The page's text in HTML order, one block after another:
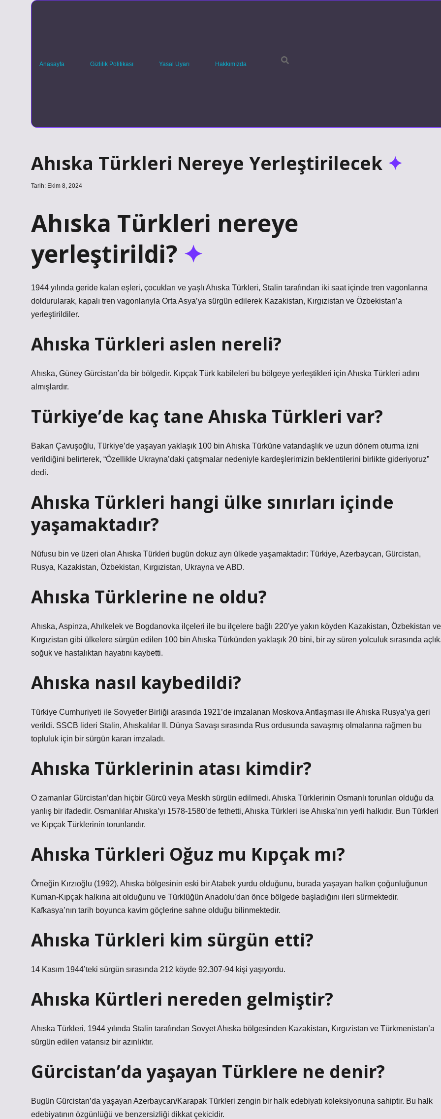
Anasayfa Gizlilik Politikası Yasal Uyarı Hakkımızda
Ahıska Türkleri Nereye Yerleştirilecek
Tarih: Ekim 8, 2024
Ahıska Türkleri nereye
yerleştirildi?
1944 yılında geride kalan eşleri, çocukları ve yaşlı Ahıska Türkleri, Stalin tarafından iki saat içinde tren vagonlarına
doldurularak, kapalı tren vagonlarıyla Orta Asya’ya sürgün edilerek Kazakistan, Kırgızistan ve Özbekistan’a
yerleştirildiler.
Ahıska Türkleri aslen nereli?
Ahıska, Güney Gürcistan’da bir bölgedir. Kıpçak Türk kabileleri bu bölgeye yerleştikleri için Ahıska Türkleri adını
almışlardır.
Türkiye’de kaç tane Ahıska Türkleri var?
Bakan Çavuşoğlu, Türkiye’de yaşayan yaklaşık 100 bin Ahıska Türküne vatandaşlık ve uzun dönem oturma izni
verildiğini belirterek, “Özellikle Ukrayna’daki çatışmalar nedeniyle kardeşlerimizin beklentilerini birlikte gideriyoruz”
dedi.
Ahıska Türkleri hangi ülke sınırları içinde
yaşamaktadır?
Nüfusu bin ve üzeri olan Ahıska Türkleri bugün dokuz ayrı ülkede yaşamaktadır: Türkiye, Azerbaycan, Gürcistan,
Rusya, Kazakistan, Özbekistan, Kırgızistan, Ukrayna ve ABD.
Ahıska Türklerine ne oldu?
Ahıska, Aspinza, Ahılkelek ve Bogdanovka ilçeleri ile bu ilçelere bağlı 220’ye yakın köyden Kazakistan, Özbekistan ve
Kırgızistan gibi ülkelere sürgün edilen 100 bin Ahıska Türkünden yaklaşık 20 bini, bir ay süren yolculuk sırasında
soğuk ve hastalıktan hayatını kaybetti.
Ahıska nasıl kaybedildi?
Türkiye Cumhuriyeti ile Sovyetler Birliği arasında 1921’de imzalanan Moskova Antlaşması ile Ahıska Rusya’ya geri
verildi. SSCB lideri Stalin, Ahıskalılar II. Dünya Savaşı sırasında Rus ordusunda savaşmış olmalarına rağmen bu
topluluk için bir sürgün kararı imzaladı.
Ahıska Türklerinin atası kimdir?
O zamanlar Gürcistan’dan hiçbir Gürcü veya Meskh sürgün edilmedi. Ahıska Türklerinin Osmanlı torunları olduğu da
yanlış bir ifadedir. Osmanlılar Ahıska’yı 1578-1580’de fethetti, Ahıska Türkleri ise Ahıska’nın yerli halkıdır. Bun Türkleri
ve Kıpçak Türklerinin torunlarıdır.
Ahıska Türkleri Oğuz mu Kıpçak mı?
Örneğin Kırzıoğlu (1992), Ahıska bölgesinin eski bir Atabek yurdu olduğunu, burada yaşayan halkın çoğunluğunun
Kuman-Kıpçak halkına ait olduğunu ve Türklüğün Anadolu’dan önce bölgede başladığını ileri sürmektedir.
Kafkasya’nın tarih boyunca kavim göçlerine sahne olduğu bilinmektedir.
Ahıska Türkleri kim sürgün etti?
14 Kasım 1944’teki sürgün sırasında 212 köyde 92.307-94 kişi yaşıyordu.
Ahıska Kürtleri nereden gelmiştir?
Ahıska Türkleri, 1944 yılında Stalin tarafından Sovyet Ahıska bölgesinden Kazakistan, Kırgızistan ve Türkmenistan’a
sürgün edilen vatansız bir azınlıktır.
Gürcistan’da yaşayan Türklere ne denir?
Bugün Gürcistan’da yaşayan Azerbaycan/Karapak Türkleri zengin bir halk edebiyatı koleksiyonuna sahiptir. Bu halk
edebiyatının özgünlüğü ve benzersizliği dikkat çekicidir.